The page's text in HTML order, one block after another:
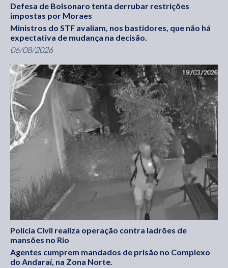
Defesa de Bolsonaro tenta derrubar restrições
impostas por Moraes
Ministros do STF avaliam, nos bastidores, que não há
expectativa de mudança na decisão.
06/08/2026
Polícia Civil realiza operação contra ladrões de
mansões no Rio
Agentes cumprem mandados de prisão no Complexo
do Andaraí, na Zona Norte.